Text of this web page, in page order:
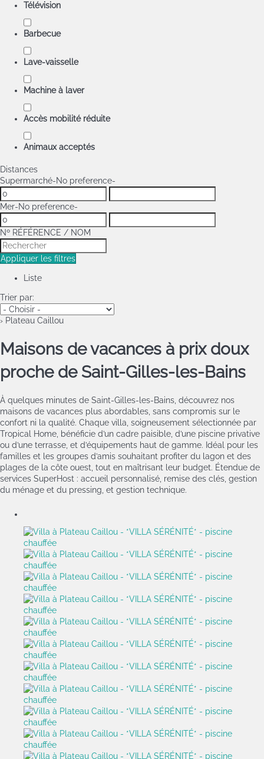
Télévision
Barbecue
Lave-vaisselle
Machine à laver
Accès mobilité réduite
Animaux acceptés
Distances
Supermarché-No preference-
Mer-No preference-
Nº RÉFÉRENCE / NOM
Appliquer les filtres
Liste
Trier par:
› Plateau Caillou
Maisons de vacances à prix doux
proche de Saint‑Gilles‑les‑Bains
À quelques minutes de Saint‑Gilles‑les‑Bains, découvrez nos
maisons de vacances plus abordables, sans compromis sur le
confort ni la qualité. Chaque villa, soigneusement sélectionnée par
Tropical Home, bénéficie d’un cadre paisible, d’une piscine privative
ou d’une terrasse, et d’équipements haut de gamme. Idéal pour les
familles et les groupes d’amis souhaitant profiter du lagon et des
plages de la côte ouest, tout en maîtrisant leur budget. Étendue de
services SuperHost : accueil personnalisé, remise des clés, gestion
du ménage et du pressing, et gestion technique.